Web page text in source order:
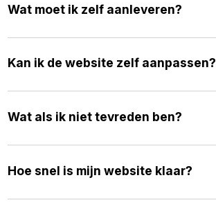
Wat moet ik zelf aanleveren?
Kan ik de website zelf aanpassen?
Wat als ik niet tevreden ben?
Hoe snel is mijn website klaar?